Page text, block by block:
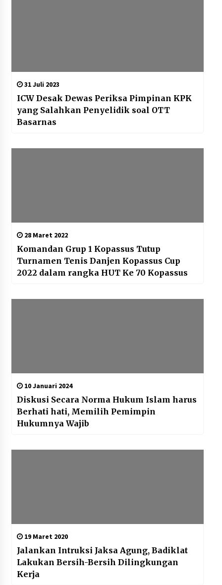
31 Juli 2023
ICW Desak Dewas Periksa Pimpinan KPK
yang Salahkan Penyelidik soal OTT
Basarnas
28 Maret 2022
Komandan Grup 1 Kopassus Tutup
Turnamen Tenis Danjen Kopassus Cup
2022 dalam rangka HUT Ke 70 Kopassus
10 Januari 2024
Diskusi Secara Norma Hukum Islam harus
Berhati hati, Memilih Pemimpin
Hukumnya Wajib
19 Maret 2020
Jalankan Intruksi Jaksa Agung, Badiklat
Lakukan Bersih-Bersih Dilingkungan
Kerja